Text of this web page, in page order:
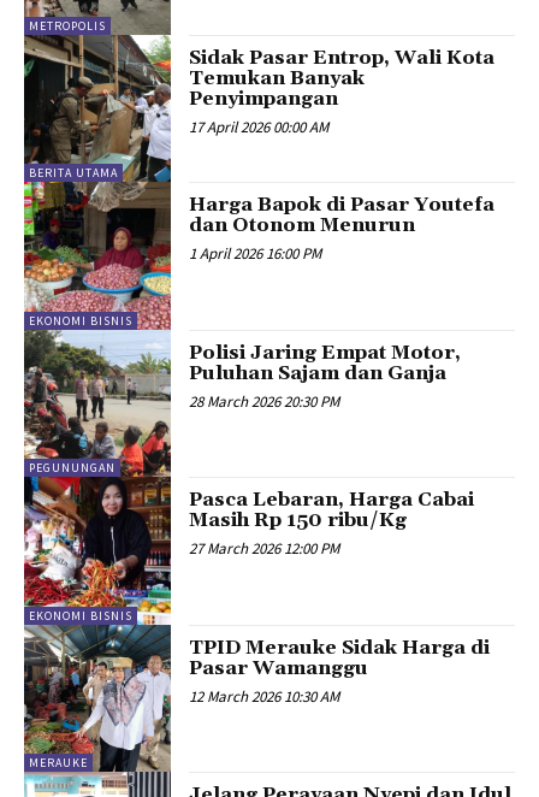
METROPOLIS
BERITA UTAMA
Sidak Pasar Entrop, Wali Kota
Temukan Banyak
Penyimpangan
17 April 2026 00:00 AM
EKONOMI BISNIS
Harga Bapok di Pasar Youtefa
dan Otonom Menurun
1 April 2026 16:00 PM
PEGUNUNGAN
Polisi Jaring Empat Motor,
Puluhan Sajam dan Ganja
28 March 2026 20:30 PM
EKONOMI BISNIS
Pasca Lebaran, Harga Cabai
Masih Rp 150 ribu/Kg
27 March 2026 12:00 PM
MERAUKE
TPID Merauke Sidak Harga di
Pasar Wamanggu
12 March 2026 10:30 AM